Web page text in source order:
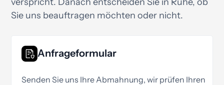
Sie uns beauftragen möchten oder nicht.
Anfrageformular
Senden Sie uns Ihre Abmahnung, wir prüfen Ihren